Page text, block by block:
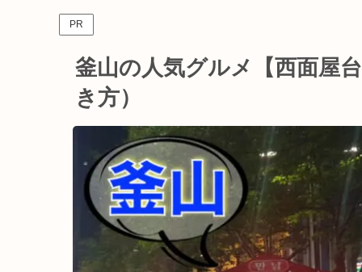
PR
釜山の人気グルメ【西面屋
き方）